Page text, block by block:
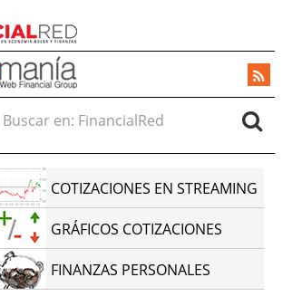
Buscar en:
COTIZACIONES EN STREAMING
GRÁFICOS COTIZACIONES
FINANZAS PERSONALES